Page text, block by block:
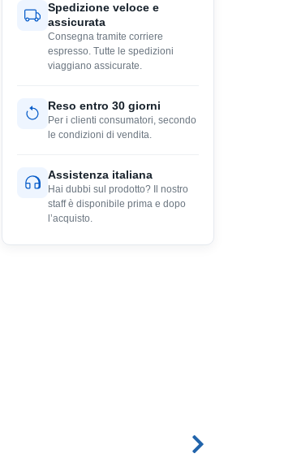
Spedizione veloce e
assicurata
Consegna tramite corriere
espresso. Tutte le spedizioni
viaggiano assicurate.
Reso entro 30 giorni
Per i clienti consumatori, secondo
le condizioni di vendita.
Assistenza italiana
Hai dubbi sul prodotto? Il nostro
staff è disponibile prima e dopo
l’acquisto.